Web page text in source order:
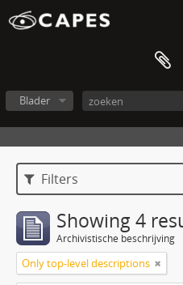
Blader
Filters
Showing 4
Archivistische beschrijving
Only top-level descriptions